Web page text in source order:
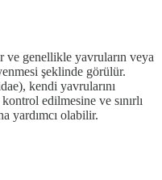
ve genellikle yavruların veya
şeklinde görülür.
kendi yavrularını
edilmesine ve sınırlı
yardımcı olabilir.